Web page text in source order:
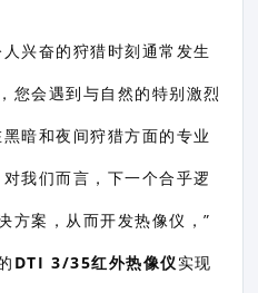
兴奋的狩猎时刻通常发生
您​​会遇到与自然的特别激烈
暗和夜间狩猎方面的专业
我们而言，下一个合乎逻
方案，从而开发热像仪，”
DTI 3/35红外热像仪实现